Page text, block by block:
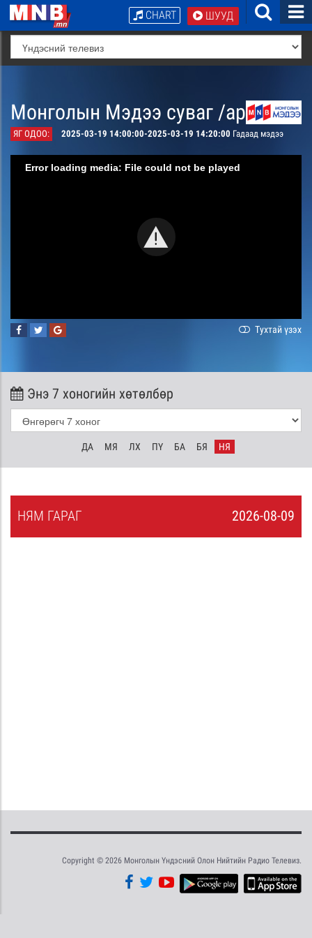
ШУУД
CHART
Монголын Мэдээ суваг /архив/
ЯГ ОДОО: 2025-03-19 14:00:00-2025-03-19 14:20:00 Гадаад мэдээ
Error loading media: File could not be played
Тухтай үзэх
Энэ 7 хоногийн хөтөлбөр
ДА МЯ ЛХ ПҮ БА БЯ НЯ
2026-08-09
НЯМ ГАРАГ
Copyright © 2026 Монголын Үндэсний Олон Нийтийн Радио Телевиз.